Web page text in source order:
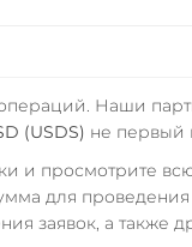
Наши
(USDS) не первый
и просмотрите
для
заявок, а также